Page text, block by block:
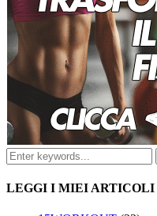
LEGGI I MIEI ARTICOLI